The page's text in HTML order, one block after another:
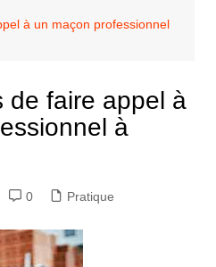
à un maçon professionnel
de faire appel à
à
0 Pratique